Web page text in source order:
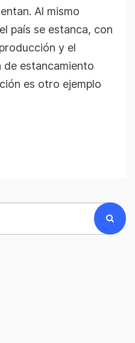
Al mismo
país se estanca, con
y el
de estancamiento
es otro ejemplo